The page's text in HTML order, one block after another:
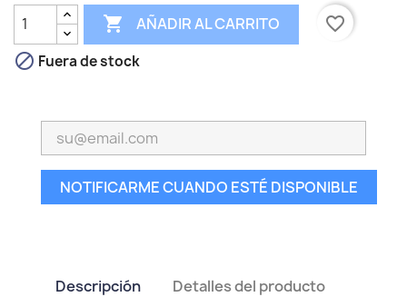
 AÑADIR AL CARRITO
favorite_border
 Fuera de stock
NOTIFICARME CUANDO ESTÉ DISPONIBLE
Descripción
Detalles del producto